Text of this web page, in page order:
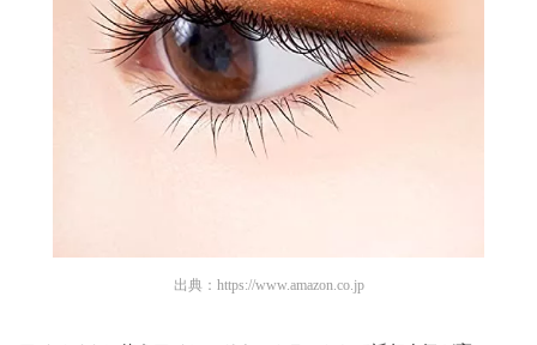
出典： https://www.amazon.co.jp